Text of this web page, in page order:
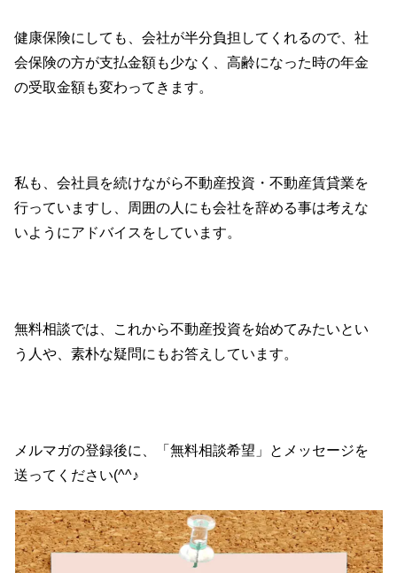
健康保険にしても、会社が半分負担してくれるので、社
会保険の方が支払金額も少なく、高齢になった時の年金
の受取金額も変わってきます。
私も、会社員を続けながら不動産投資・不動産賃貸業を
行っていますし、周囲の人にも会社を辞める事は考えな
いようにアドバイスをしています。
無料相談では、これから不動産投資を始めてみたいとい
う人や、素朴な疑問にもお答えしています。
メルマガの登録後に、「無料相談希望」とメッセージを
送ってください(^^♪